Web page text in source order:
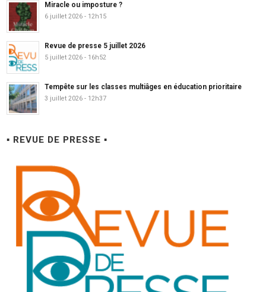
Miracle ou imposture ?
6 juillet 2026 - 12h15
Revue de presse 5 juillet 2026
5 juillet 2026 - 16h52
Tempête sur les classes multiâges en éducation prioritaire
3 juillet 2026 - 12h37
▪ REVUE DE PRESSE ▪